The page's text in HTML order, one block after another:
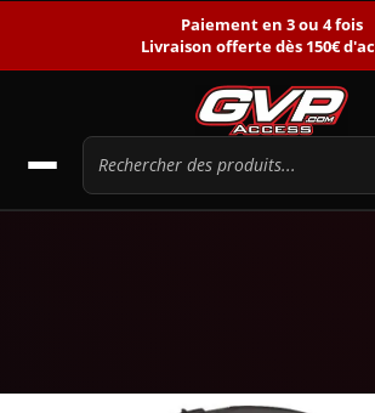
Paiement en 3 ou 4 fois
Livraison offerte dès 150€